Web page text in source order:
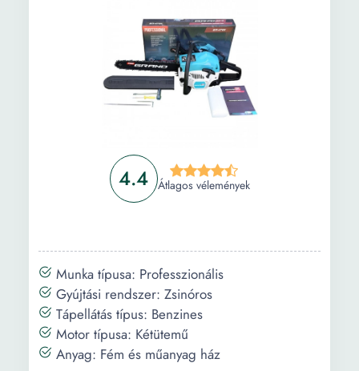
4.4 Átlagos vélemények
Munka típusa: Professzionális
Gyújtási rendszer: Zsinóros
Tápellátás típus: Benzines
Motor típusa: Kétütemű
Anyag: Fém és műanyag ház